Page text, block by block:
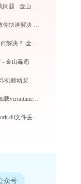
如何免费修复插件和dll文件下载问题 - 金山毒霸
利盟X342N打印机无法连接？教你快速解决 - 金山毒霸
爱普生L4153打印机连接问题如何解决？-金山毒霸
- 金山毒霸
惠普LaserJet 700 MFP M725f打印机驱动安装不再难，跟着这些步骤一学就会
腾讯游戏辅助程序 assistant.exe加载vcruntime140.dll文件丢失处理办法
多玩模拟器 ME.exe加载qt5network.dll文件丢失处理办法
众号